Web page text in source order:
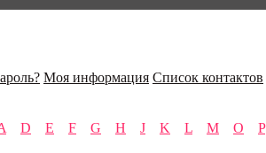
Моя информация Список контактов
D E F G H J K L M O P